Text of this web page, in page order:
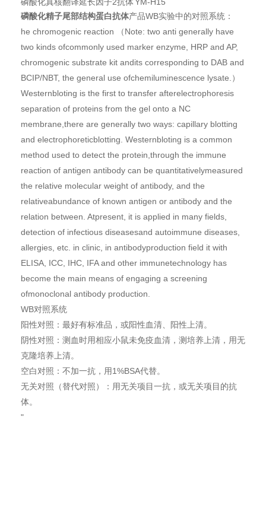
磷酸化精子尾部结构蛋白抗体产品WB实验中的对照系统：
he chromogenic reaction （Note: two anti generally have
two kinds ofcommonly used marker enzyme, HRP and AP,
chromogenic substrate kit andits corresponding to DAB and
BCIP/NBT, the general use ofchemiluminescence lysate.）
Westernbloting is the first to transfer afterelectrophoresis
separation of proteins from the gel onto a NC
membrane,there are generally two ways: capillary blotting
and electrophoreticblotting. Westernbloting is a common
method used to detect the protein,through the immune
reaction of antigen antibody can be quantitativelymeasured
the relative molecular weight of antibody, and the
relativeabundance of known antigen or antibody and the
relation between. Atpresent, it is applied in many fields,
detection of infectious diseasesand autoimmune diseases,
allergies, etc. in clinic, in antibodyproduction field it with
ELISA, ICC, IHC, IFA and other immunetechnology has
become the main means of engaging a screening
ofmonoclonal antibody production.
WB对照系统
阳性对照：最好有标准品，或阳性血清、阳性上清。
阴性对照：测血时用相应小鼠未免疫血清，测培养上清，用无
克隆培养上清。
空白对照：不加一抗，用1%BSA代替。
无关对照（替代对照）：用无关项目一抗，或无关项目的抗
体。
"